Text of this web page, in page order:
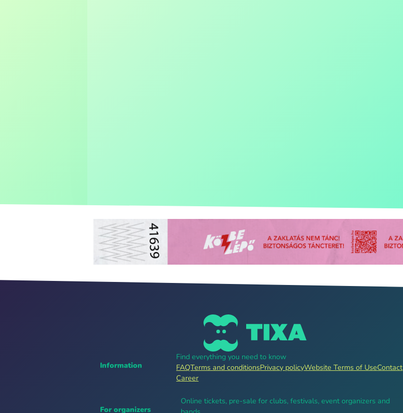
Information
Find everything you need to know
FAQTerms and conditionsPrivacy policyWebsite Terms of UseContact
Career
For organizers
Online tickets, pre-sale for clubs, festivals, event organizers and